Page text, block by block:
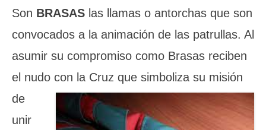
Son BRASAS las llamas o antorchas que son
convocados a la animación de las patrullas. Al
asumir su compromiso como Brasas reciben
el nudo con la Cruz que simboliza su misión
de
unir